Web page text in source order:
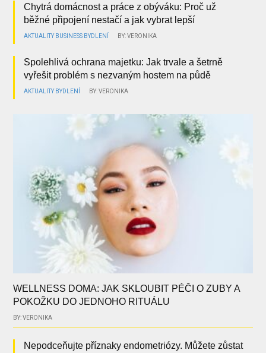
Chytrá domácnost a práce z obýváku: Proč už
běžné připojení nestačí a jak vybrat lepší
AKTUALITY BUSINESS BYDLENÍ BY: VERONIKA
Spolehlivá ochrana majetku: Jak trvale a šetrně
vyřešit problém s nezvaným hostem na půdě
AKTUALITY BYDLENÍ BY: VERONIKA
WELLNESS DOMA: JAK SKLOUBIT PÉČI O ZUBY A
POKOŽKU DO JEDNOHO RITUÁLU
BY: VERONIKA
Nepodceňujte příznaky endometriózy. Můžete zůstat